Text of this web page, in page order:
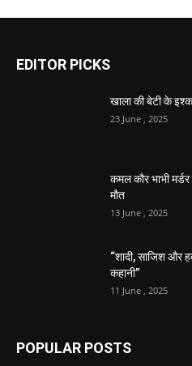
EDITOR PICKS
खाला की बेटी के
23 June , 2025
कमल कौर भाभी
मौत
13 June , 2025
“शादी, साजिश और
कहानी”
11 June , 2025
POPULAR POSTS